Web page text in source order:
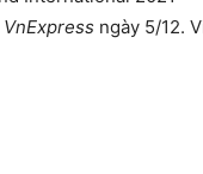
VnExpress ngày 5/12.